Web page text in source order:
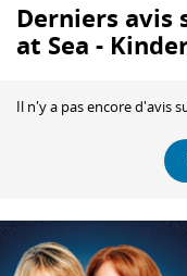
Derniers avis
at Sea -
Il n'y a pas encore d'avis